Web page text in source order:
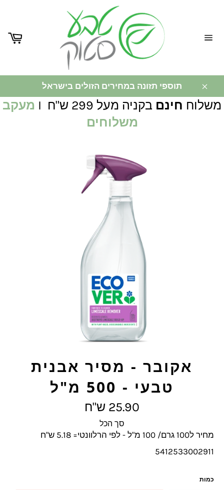
תוספי תזונה במחירים הזולים בישראל
משלוח חינם בקניה מעל 299 ש"ח I
מעקב
משלוחים
אקובר - מסיר אבנית
טבעי - 500 מ"ל
מחיר
מלא
25.90 ש"ח
סך הכל
מחיר ל100 גרם/ 100 מ"ל - לפי הרלוונטי= 5.18 ש"ח
5412533002911
כמות